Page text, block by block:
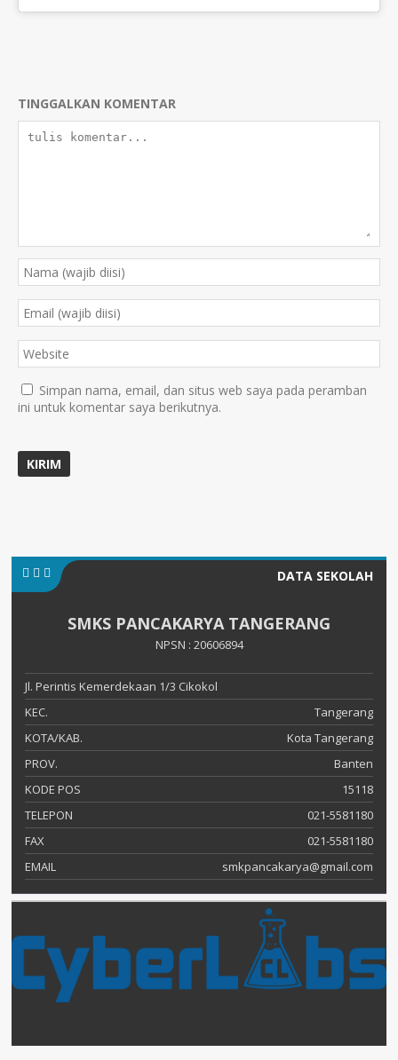
TINGGALKAN KOMENTAR
Simpan nama, email, dan situs web saya pada peramban
ini untuk komentar saya berikutnya.
DATA SEKOLAH
SMKS PANCAKARYA TANGERANG
NPSN : 20606894
Jl. Perintis Kemerdekaan 1/3 Cikokol
KEC.
Tangerang
KOTA/KAB.
Kota Tangerang
PROV.
Banten
KODE POS
15118
TELEPON
021-5581180
FAX
021-5581180
EMAIL
smkpancakarya@gmail.com